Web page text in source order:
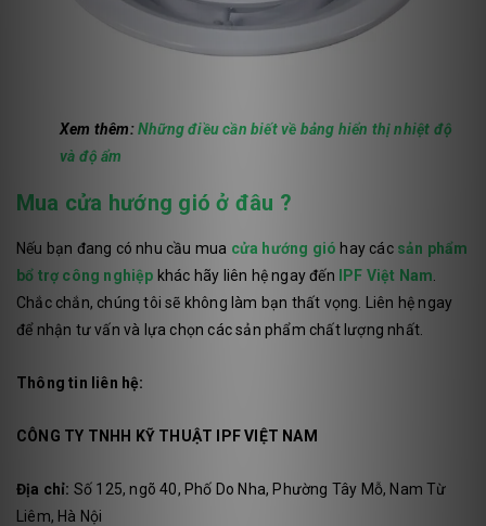
Xem thêm:Những điều cần biết về bảng hiển thị nhiệt độ
và độ ẩm
Mua cửa hướng gió ở đâu ?
Nếu bạn đang có nhu cầu mua cửa hướng gió hay các sản phẩm
bổ trợ công nghiệp khác hãy liên hệ ngay đến IPF Việt Nam
Chắc chắn, chúng tôi sẽ không làm bạn thất vọng. Liên hệ ngay
để nhận tư vấn và lựa chọn các sản phẩm chất lượng nhất.
Thông tin liên hệ:
CÔNG TY TNHH KỸ THUẬT IPF VIỆT NAM
Địa chỉ: Số 125, ngõ 40, Phố Do Nha, Phường Tây Mỗ, Nam Từ
Liêm, Hà Nội